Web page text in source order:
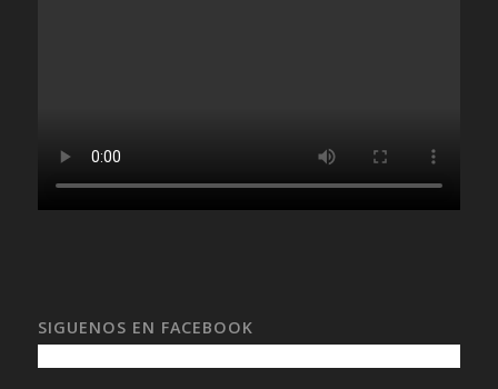
SIGUENOS EN FACEBOOK